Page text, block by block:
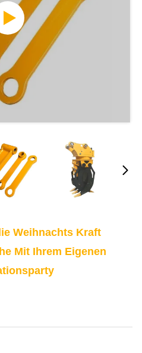
Weihnachts Kraft
Mit Ihrem Eigenen